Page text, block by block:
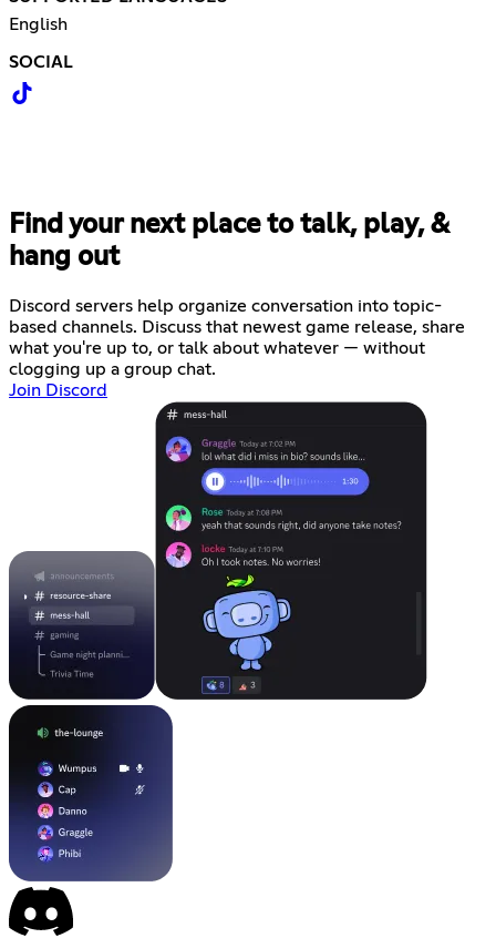
English
SOCIAL
Find your next place to talk, play, &
hang out
Discord servers help organize conversation into topic-
based channels. Discuss that newest game release, share
what you're up to, or talk about whatever — without
clogging up a group chat.
Join Discord